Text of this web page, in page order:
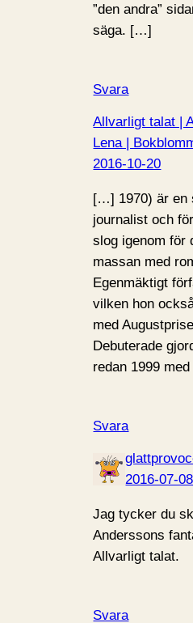
”den andra”
säga. […]
Svara
Allvarligt talat |
Lena |
2016-10-20
[…] 1970) är en
journalist och
slog igenom för
massan med
Egenmäktigt
vilken hon
med
Debuterade
redan 1999
Svara
2016-07-08
Jag tycker du
Anderssons
Allvarligt talat.
Svara